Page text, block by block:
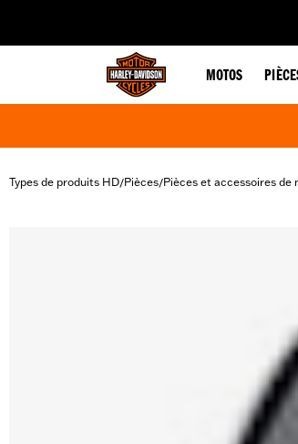
MOTOS
Types de produits HD/Pièces/Pièces et accessoires de